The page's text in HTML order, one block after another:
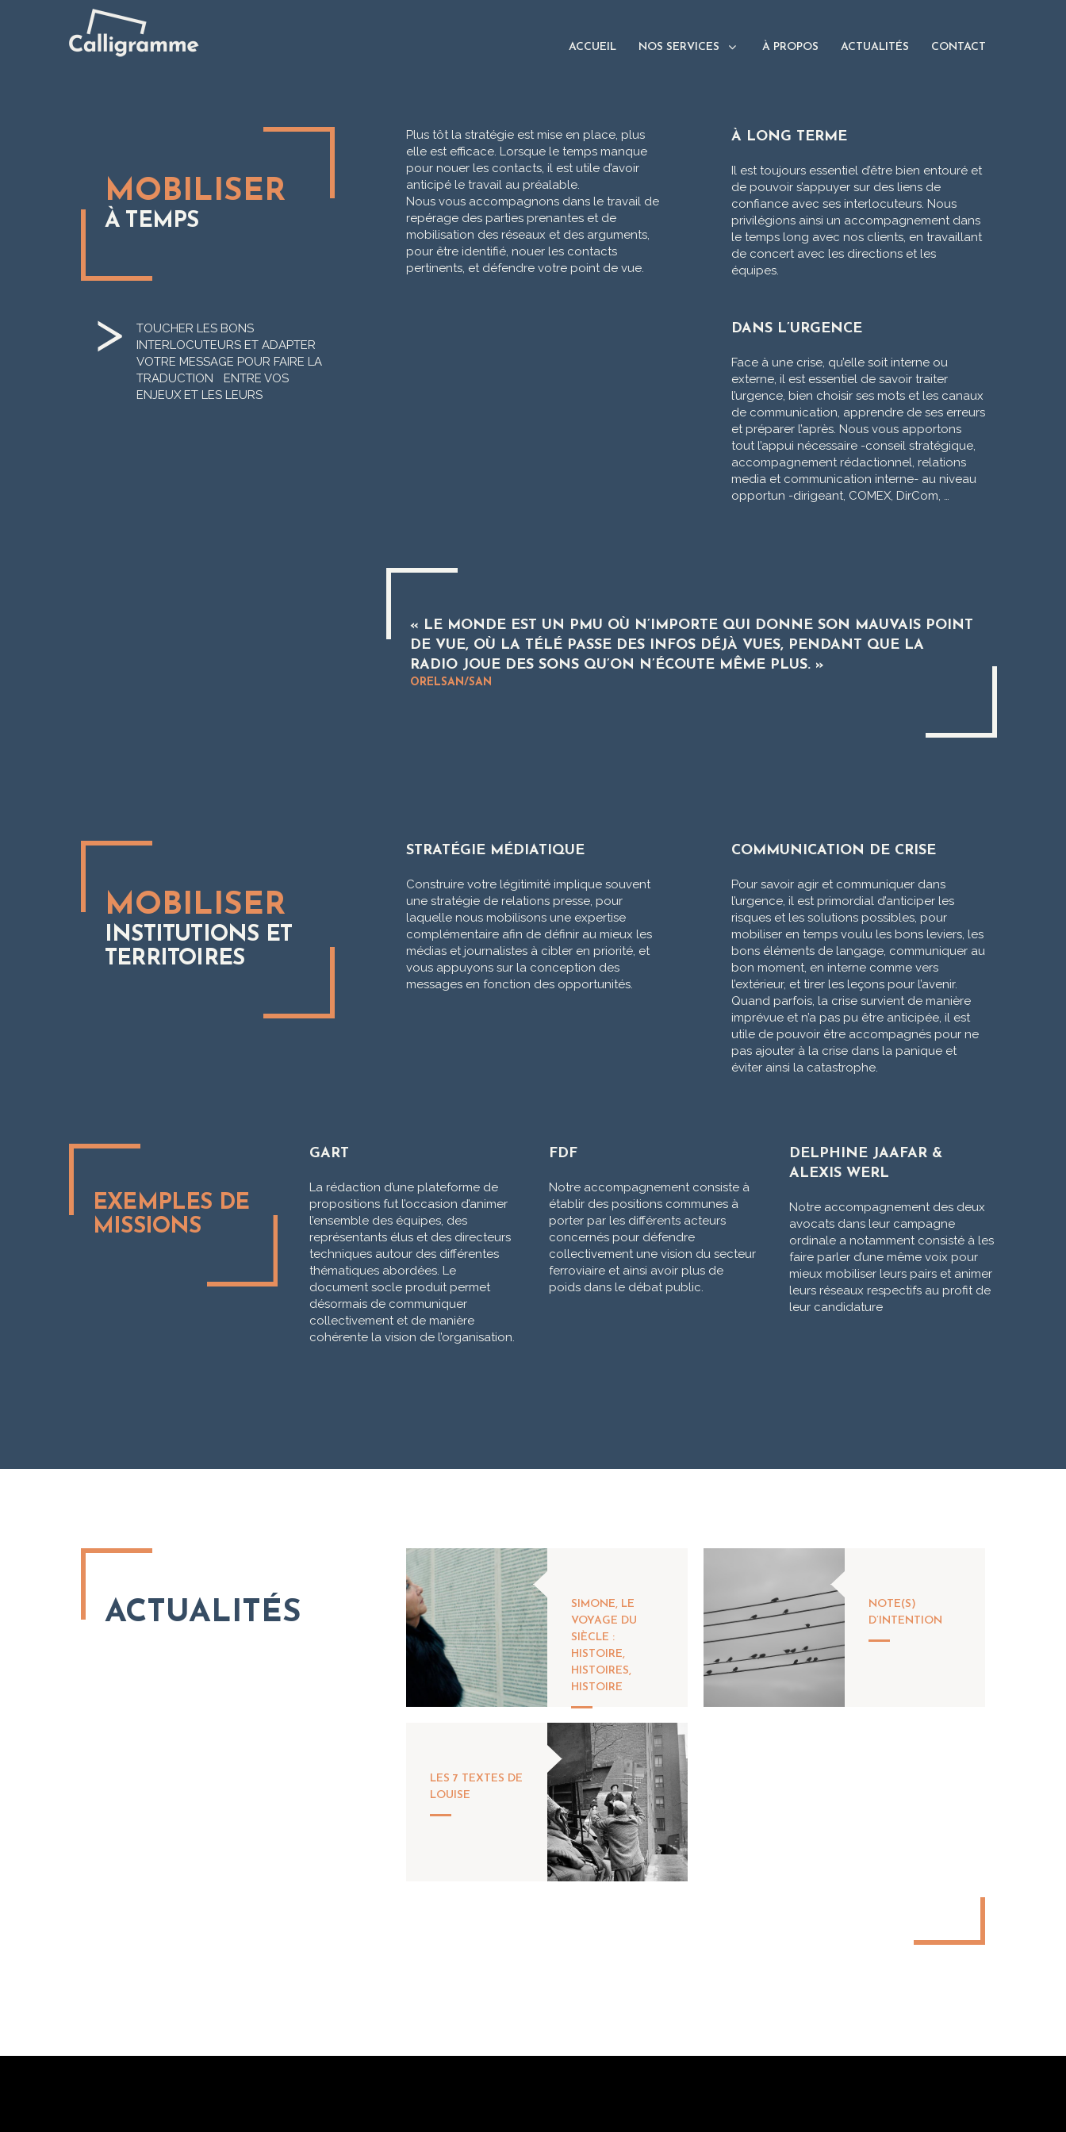
ACCUEIL NOS SERVICES À PROPOS ACTUALITÉS CONTACT
MOBILISER
À TEMPS
TOUCHER LES BONS
INTERLOCUTEURS ET ADAPTER
VOTRE MESSAGE POUR FAIRE LA
TRADUCTION ENTRE VOS
ENJEUX ET LES LEURS
Plus tôt la stratégie est mise en place, plus
elle est efficace. Lorsque le temps manque
pour nouer les contacts, il est utile d’avoir
anticipé le travail au préalable.
Nous vous accompagnons dans le travail de
repérage des parties prenantes et de
mobilisation des réseaux et des arguments,
pour être identifié, nouer les contacts
pertinents, et défendre votre point de vue.
À LONG TERME
Il est toujours essentiel d’être bien entouré et
de pouvoir s’appuyer sur des liens de
confiance avec ses interlocuteurs. Nous
privilégions ainsi un accompagnement dans
le temps long avec nos clients, en travaillant
de concert avec les directions et les
équipes.
DANS L’URGENCE
Face à une crise, qu’elle soit interne ou
externe, il est essentiel de savoir traiter
l’urgence, bien choisir ses mots et les canaux
de communication, apprendre de ses erreurs
et préparer l’après. Nous vous apportons
tout l’appui nécessaire -conseil stratégique,
accompagnement rédactionnel, relations
media et communication interne- au niveau
opportun -dirigeant, COMEX, DirCom, …
« LE MONDE EST UN PMU OÙ N’IMPORTE QUI DONNE SON MAUVAIS POINT
DE VUE, OÙ LA TÉLÉ PASSE DES INFOS DÉJÀ VUES, PENDANT QUE LA
RADIO JOUE DES SONS QU’ON N’ÉCOUTE MÊME PLUS. »
ORELSAN/SAN
MOBILISER
INSTITUTIONS ET
TERRITOIRES
STRATÉGIE MÉDIATIQUE
Construire votre légitimité implique souvent
une stratégie de relations presse, pour
laquelle nous mobilisons une expertise
complémentaire afin de définir au mieux les
médias et journalistes à cibler en priorité, et
vous appuyons sur la conception des
messages en fonction des opportunités.
COMMUNICATION DE CRISE
Pour savoir agir et communiquer dans
l’urgence, il est primordial d’anticiper les
risques et les solutions possibles, pour
mobiliser en temps voulu les bons leviers, les
bons éléments de langage, communiquer au
bon moment, en interne comme vers
l’extérieur, et tirer les leçons pour l’avenir.
Quand parfois, la crise survient de manière
imprévue et n’a pas pu être anticipée, il est
utile de pouvoir être accompagnés pour ne
pas ajouter à la crise dans la panique et
éviter ainsi la catastrophe.
EXEMPLES DE
MISSIONS
GART
La rédaction d’une plateforme de
propositions fut l’occasion d’animer
l’ensemble des équipes, des
représentants élus et des directeurs
techniques autour des différentes
thématiques abordées. Le
document socle produit permet
désormais de communiquer
collectivement et de manière
cohérente la vision de l’organisation.
FDF
Notre accompagnement consiste à
établir des positions communes à
porter par les différents acteurs
concernés pour défendre
collectivement une vision du secteur
ferroviaire et ainsi avoir plus de
poids dans le débat public.
DELPHINE JAAFAR &
ALEXIS WERL
Notre accompagnement des deux
avocats dans leur campagne
ordinale a notamment consisté à les
faire parler d’une même voix pour
mieux mobiliser leurs pairs et animer
leurs réseaux respectifs au profit de
leur candidature
ACTUALITÉS
SIMONE, LE
VOYAGE DU
SIÈCLE :
HISTOIRE,
HISTOIRES,
HISTOIRE
NOTE(S)
D’INTENTION
LES 7 TEXTES DE
LOUISE